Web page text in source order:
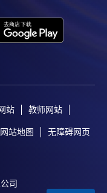
站 教师网站
网站地图 无障碍网页
司